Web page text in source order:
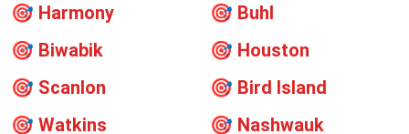
🎯 Harmony 🎯 Buhl
🎯 Biwabik 🎯 Houston
🎯 Scanlon 🎯 Bird Island
🎯 Watkins 🎯 Nashwauk